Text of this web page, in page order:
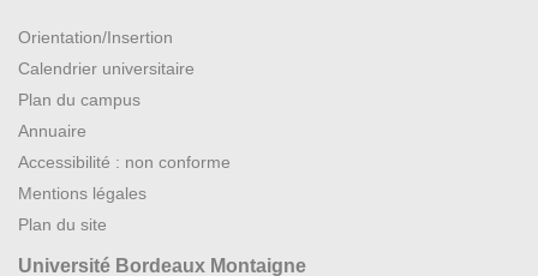
Orientation/Insertion
Calendrier universitaire
Plan du campus
Annuaire
Accessibilité : non conforme
Mentions légales
Plan du site
Université Bordeaux Montaigne